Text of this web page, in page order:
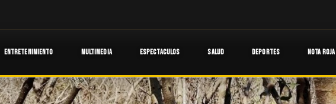
ENTRETENIMIENTO MULTIMEDIA ESPECTACULOS SALUD DEPORTES NOTA ROJA